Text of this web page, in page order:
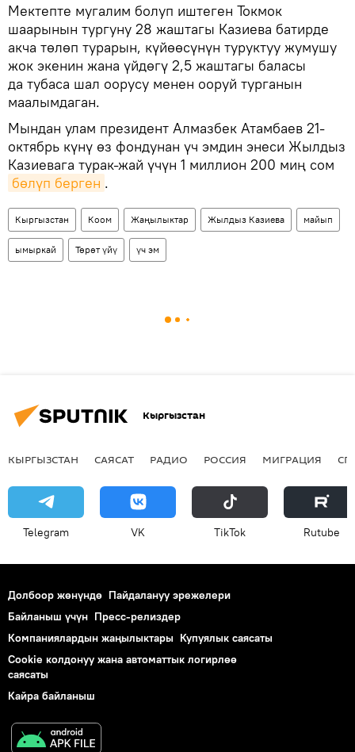
Мектепте мугалим болуп иштеген Токмок
шаарынын тургуну 28 жаштагы Казиева батирде
акча төлөп турарын, күйөөсүнүн туруктуу жумушу
жок экенин жана үйдөгү 2,5 жаштагы баласы
да тубаса шал оорусу менен ооруй турганын
маалымдаган.
Мындан улам президент Алмазбек Атамбаев 21-
октябрь күнү өз фондунан үч эмдин энеси Жылдыз
Казиевага турак-жай үчүн 1 миллион 200 миң сом
бөлүп берген .
Кыргызстан Коом Жаңылыктар Жылдыз Казиева майып
ымыркай Төрөт үйү үч эм
Кыргызстан
КЫРГЫЗСТАН САЯСАТ РАДИО РОССИЯ МИГРАЦИЯ
Telegram VK ТikТоk Rutube
Долбоор жөнүндө Пайдалануу эрежелери
Байланыш үчүн Пресс-релиздер
Компаниялардын жаңылыктары Купуялык саясаты
Cookie колдонуу жана автоматтык логирлөө
саясаты
Кайра байланыш